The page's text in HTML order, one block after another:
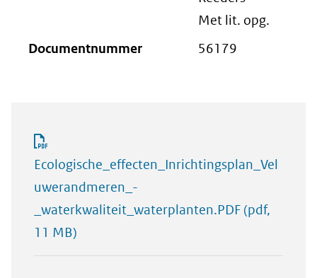
Met lit. opg.
Documentnummer
56179
Ecologische_effecten_Inrichtingsplan_Vel
uwerandmeren_-
_waterkwaliteit_waterplanten.PDF (pdf,
11 MB)